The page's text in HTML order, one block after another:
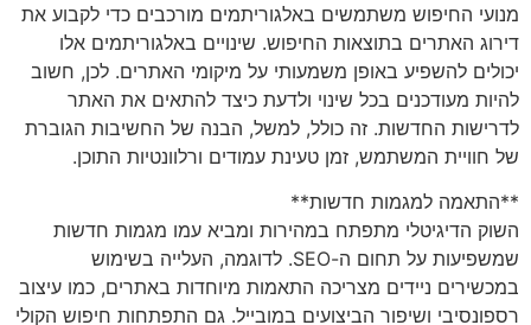
מנועי החיפוש משתמשים באלגוריתמים מורכבים כדי לקבוע את
דירוג האתרים בתוצאות החיפוש. שינויים באלגוריתמים אלו
יכולים להשפיע באופן משמעותי על מיקומי האתרים. לכן, חשוב
להיות מעודכנים בכל שינוי ולדעת כיצד להתאים את האתר
לדרישות החדשות. זה כולל, למשל, הבנה של החשיבות הגוברת
של חוויית המשתמש, זמן טעינת עמודים ורלוונטיות התוכן.
**התאמה למגמות חדשות**
השוק הדיגיטלי מתפתח במהירות ומביא עמו מגמות חדשות
שמשפיעות על תחום ה-SEO. לדוגמה, העלייה בשימוש
במכשירים ניידים מצריכה התאמות מיוחדות באתרים, כמו עיצוב
רספונסיבי ושיפור הביצועים במובייל. גם התפתחות חיפוש הקולי